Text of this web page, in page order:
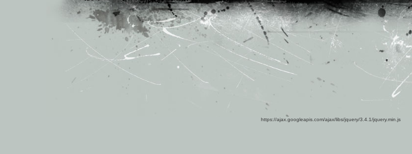
https://ajax.googleapis.com/ajax/libs/jquery/3.4.1/jquery.min.js